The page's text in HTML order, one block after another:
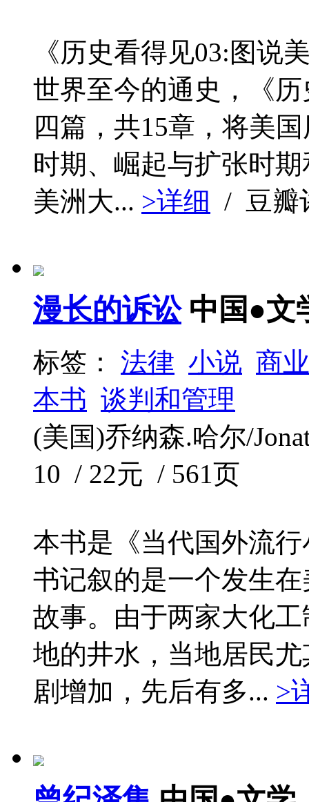
《历史看得见03:图说
世界至今的通史，《
四篇，共15章，将美
时期、崛起与扩张时
美洲大... >详细 / 豆瓣
漫长的诉讼 中国●文
标签： 法律 小说 商业
本书 谈判和管理
(美国)乔纳森.哈尔/
10 / 22元 / 561页
本书是《当代国外流
书记叙的是一个发生
故事。由于两家大化
地的井水，当地居民
剧增加，先后有多... >